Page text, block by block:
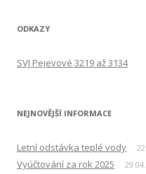
ODKAZY
SVJ Pejevové 3219 až 3134
NEJNOVĚJŠÍ INFORMACE
Letní odstávka teplé vody
Vyúčtování za rok 2025